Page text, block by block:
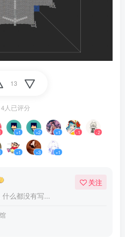
13
人已评分
+1 +2 +1 -1 -2
+1 +3 +1
么都没有写...
关注